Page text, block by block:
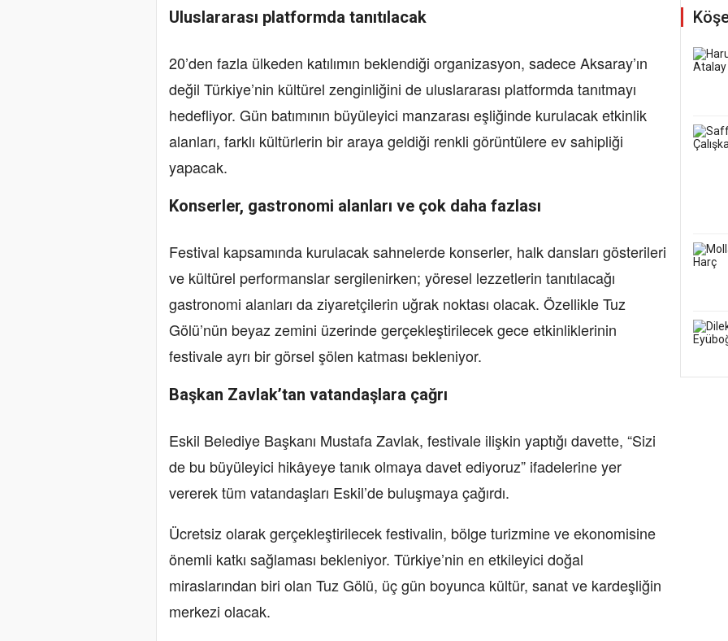
Uluslararası platformda tanıtılacak
20’den fazla ülkeden katılımın beklendiği organizasyon, sadece Aksaray’ın
değil Türkiye’nin kültürel zenginliğini de uluslararası platformda tanıtmayı
hedefliyor. Gün batımının büyüleyici manzarası eşliğinde kurulacak etkinlik
alanları, farklı kültürlerin bir araya geldiği renkli görüntülere ev sahipliği
yapacak.
Konserler, gastronomi alanları ve çok daha fazlası
Festival kapsamında kurulacak sahnelerde konserler, halk dansları gösterileri
ve kültürel performanslar sergilenirken; yöresel lezzetlerin tanıtılacağı
gastronomi alanları da ziyaretçilerin uğrak noktası olacak. Özellikle Tuz
Gölü’nün beyaz zemini üzerinde gerçekleştirilecek gece etkinliklerinin
festivale ayrı bir görsel şölen katması bekleniyor.
Başkan Zavlak’tan vatandaşlara çağrı
Eskil Belediye Başkanı Mustafa Zavlak, festivale ilişkin yaptığı davette, “Sizi
de bu büyüleyici hikâyeye tanık olmaya davet ediyoruz” ifadelerine yer
vererek tüm vatandaşları Eskil’de buluşmaya çağırdı.
Ücretsiz olarak gerçekleştirilecek festivalin, bölge turizmine ve ekonomisine
önemli katkı sağlaması bekleniyor. Türkiye’nin en etkileyici doğal
miraslarından biri olan Tuz Gölü, üç gün boyunca kültür, sanat ve kardeşliğin
merkezi olacak.